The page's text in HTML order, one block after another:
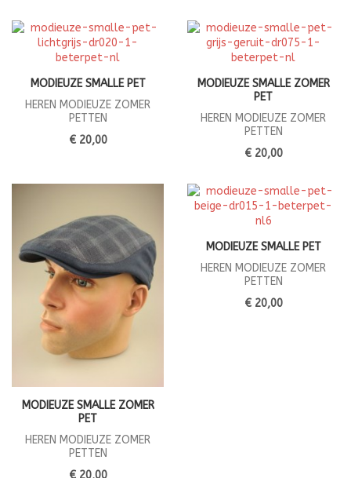
MODIEUZE SMALLE PET
HEREN MODIEUZE ZOMER
PETTEN
€ 20,00
MODIEUZE SMALLE ZOMER
PET
HEREN MODIEUZE ZOMER
PETTEN
€ 20,00
MODIEUZE SMALLE ZOMER
PET
HEREN MODIEUZE ZOMER
PETTEN
€ 20,00
MODIEUZE SMALLE PET
HEREN MODIEUZE ZOMER
PETTEN
€ 20,00